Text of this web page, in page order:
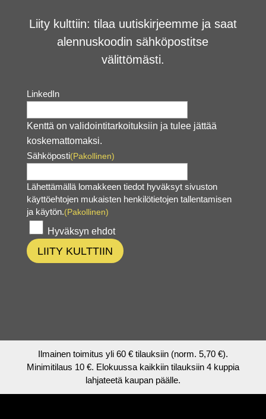
Liity kulttiin: tilaa uutiskirjeemme ja saat
alennuskoodin sähköpostitse
välittömästi.
LinkedIn
Kenttä on validointitarkoituksiin ja tulee jättää
koskemattomaksi.
Sähköposti(Pakollinen)
Lähettämällä lomakkeen tiedot hyväksyt sivuston
käyttöehtojen mukaisten henkilötietojen tallentamisen
ja käytön.(Pakollinen)
Hyväksyn ehdot
LIITY KULTTIIN
Ilmainen toimitus yli 60 € tilauksiin (norm. 5,70 €).
Minimitilaus 10 €. Elokuussa kaikkiin tilauksiin 4 kuppia
lahjateetä kaupan päälle.